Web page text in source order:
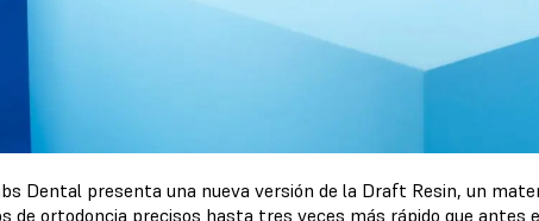
Dental presenta una nueva versión de la Draft Resin, un
de ortodoncia precisos hasta tres veces más rápido que antes